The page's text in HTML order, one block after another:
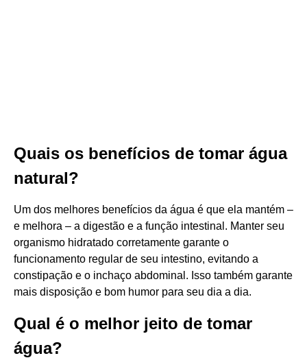
Quais os benefícios de tomar água
natural?
Um dos melhores benefícios da água é que ela mantém –
e melhora – a digestão e a função intestinal. Manter seu
organismo hidratado corretamente garante o
funcionamento regular de seu intestino, evitando a
constipação e o inchaço abdominal. Isso também garante
mais disposição e bom humor para seu dia a dia.
Qual é o melhor jeito de tomar
água?